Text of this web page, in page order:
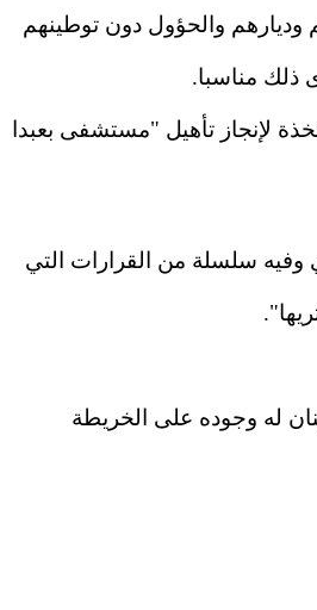
وديارهم والحؤول دون توطينهم
ذلك مناسبا.
لإنجاز تأهيل "مستشفى بعبدا
سلسلة من القرارات التي
لافتا إلى أن "لبنان له وجوده على الخريطة